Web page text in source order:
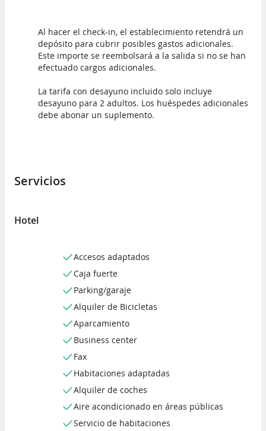
Al hacer el check-in, el establecimiento retendrá un
depósito para cubrir posibles gastos adicionales.
Este importe se reembolsará a la salida si no se han
efectuado cargos adicionales.
La tarifa con desayuno incluido solo incluye
desayuno para 2 adultos. Los huéspedes adicionales
debe abonar un suplemento.
Servicios
Hotel
Accesos adaptados
Caja fuerte
Parking/garaje
Alquiler de Bicicletas
Aparcamiento
Business center
Fax
Habitaciones adaptadas
Alquiler de coches
Aire acondicionado en áreas públicas
Servicio de habitaciones